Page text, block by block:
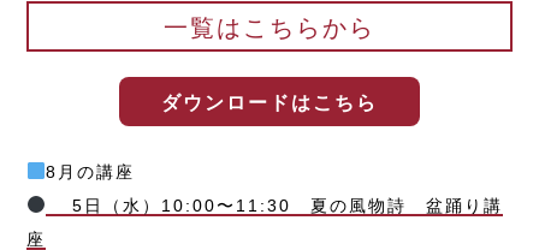
一覧はこちらから
ダウンロードはこちら
8月の講座
5日（水）10:00〜11:30 夏の風物詩 盆踊り講
座